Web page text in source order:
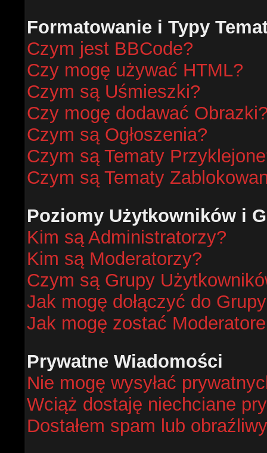
Formatowanie i Typy
Czym jest BBCode?
Czy mogę używać HTML?
Czym są Uśmieszki?
Czy mogę dodawać
Czym są Ogłoszenia?
Czym są Tematy
Czym są Tematy
Poziomy Użytkowników i
Kim są Administratorzy?
Kim są Moderatorzy?
Czym są Grupy
Jak mogę dołączyć do
Jak mogę zostać
Prywatne Wiadomości
Nie mogę wysyłać
Wciąż dostaję niechciane
Dostałem spam lub